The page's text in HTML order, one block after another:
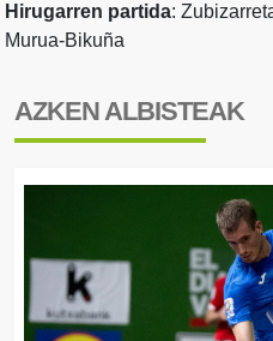
Hirugarren partida:
Murua-Bikuña
AZKEN ALBISTEAK